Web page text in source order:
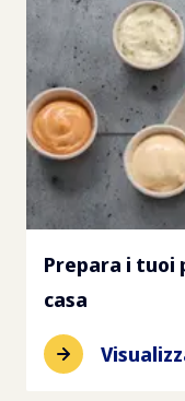
Prepara i
casa